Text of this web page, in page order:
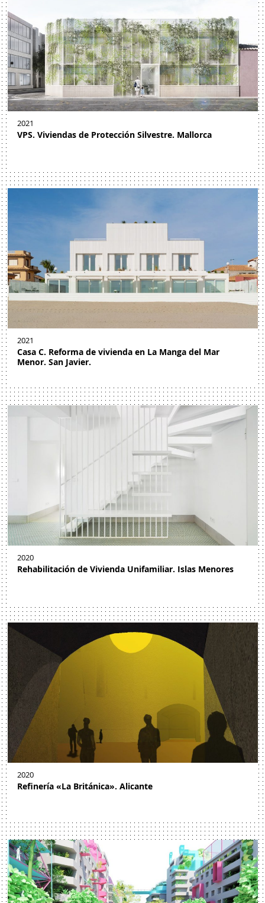
2021
VPS. Viviendas de Protección Silvestre. Mallorca
2021
Casa C. Reforma de vivienda en La Manga del Mar
Menor. San Javier.
2020
Rehabilitación de Vivienda Unifamiliar. Islas Menores
2020
Refinería «La Británica». Alicante